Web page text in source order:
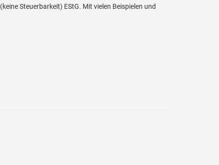
Steuerbarkeit) EStG. Mit vielen Beispielen und